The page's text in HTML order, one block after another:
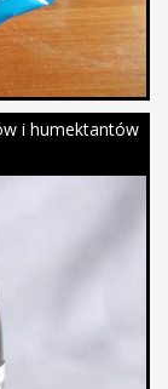
i humektantów